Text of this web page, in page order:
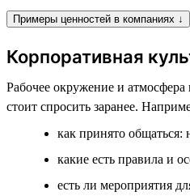
Примеры ценностей в компаниях ↓
Корпоративная
Рабочее окружение и
стоит спросить заранее.
как принято общаться:
какие есть правила и
есть ли мероприятия